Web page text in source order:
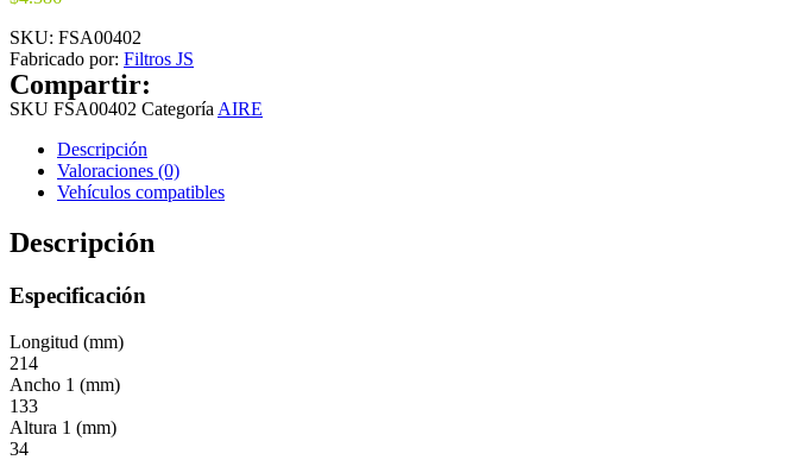
SKU: FSA00402
Fabricado por: Filtros JS
Compartir:
SKU FSA00402 Categoría AIRE
Descripción
Valoraciones (0)
Vehículos compatibles
Descripción
Especificación
Longitud (mm)
214
Ancho 1 (mm)
133
Altura 1 (mm)
34